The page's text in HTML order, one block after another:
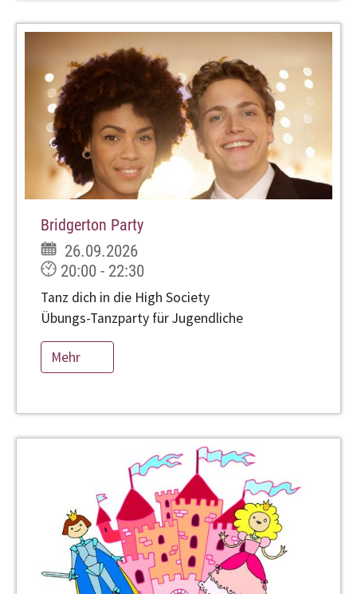
Bridgerton Party
26.09.2026
20:00 - 22:30
Tanz dich in die High Society
Übungs-Tanzparty für Jugendliche
Mehr